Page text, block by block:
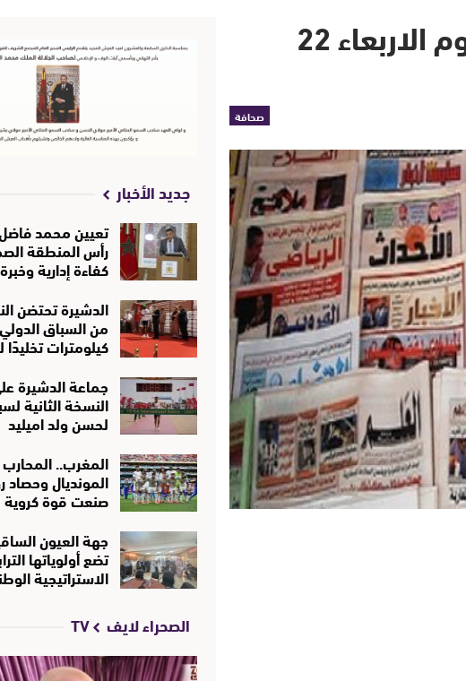
قراءة في أبرز عناوين الصحف ليوم الاربعاء 22
صحافة
جديد الأخبار
تعيين محمد
رأس المنطقة
كفاءة إدارية
الدشيرة تحتضن
كيلومترات
جماعة الدشيرة
النسخة الثانية
لحسن ولد اميليد
المغرب..
المونديال وحصاد
صنعت قوة
جهة العيون
تضع أولوياتها
الاستراتيجية
الصحراء لايف TV